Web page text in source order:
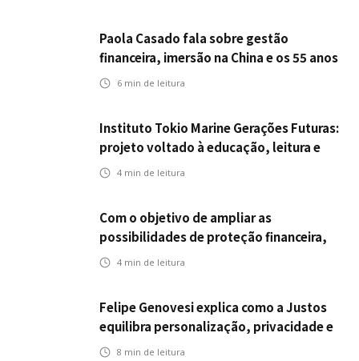
Paola Casado fala sobre gestão
financeira, imersão na China e os 55 anos
da ENS
6 min de leitura
Instituto Tokio Marine Gerações Futuras:
projeto voltado à educação, leitura e
empregabilidade
4 min de leitura
Com o objetivo de ampliar as
possibilidades de proteção financeira,
Icatu Seguros eleva capital segurado
4 min de leitura
Felipe Genovesi explica como a Justos
equilibra personalização, privacidade e
tecnologia
8 min de leitura